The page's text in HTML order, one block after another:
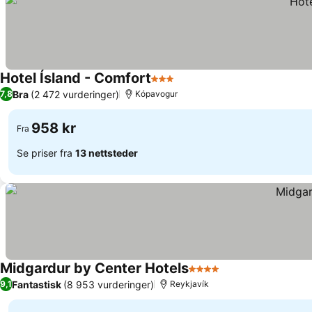
Hotel Ísland - Comfort3 Stjerner
7,8Bra (2 472 vurderinger) Kópavogur
Fra 958 kr
Se priser fra 13 nettsteder
Midgardur by Center Hotels4 Stjerner
9,1Fantastisk (8 953 vurderinger) Reykjavík